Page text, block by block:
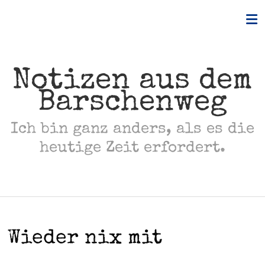
Notizen aus dem
Barschenweg
Ich bin ganz anders, als es die
heutige Zeit erfordert.
Wieder nix mit